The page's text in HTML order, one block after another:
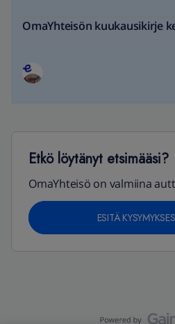
OmaYhteisön kuukausikirje
Etkö löytänyt etsimääsi?
OmaYhteisö on valmiina
ESITÄ